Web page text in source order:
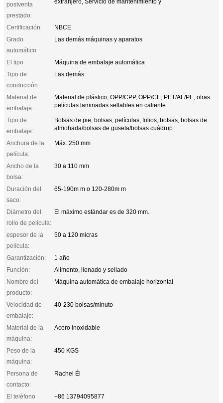
postventa
prestado:
extranjero, Servicio de mantenimiento y
Certificación:
NBCE
Grado
automático:
Las demás máquinas y aparatos
El tipo:
Máquina de embalaje automática
Tipo de
conducción:
Las demás:
Material de
embalaje:
Material de plástico, OPP/CPP, OPP/CE, PET/AL/PE, otras
películas laminadas sellables en caliente
Tipo de
embalaje:
Bolsas de pie, bolsas, películas, folios, bolsas, bolsas de
almohada/bolsas de guseta/bolsas cuádrup
Anchura de la
película:
Máx. 250 mm
Ancho de la
bolsa:
30 a 110 mm
Duración del
saco:
65-190m m o 120-280m m
Diámetro del
rollo de película:
El máximo estándar es de 320 mm.
espesor de la
película:
50 a 120 micras
Garantización:
1 año
Función:
Alimento, llenado y sellado
Nombre del
producto:
Máquina automática de embalaje horizontal
Velocidad de
embalaje:
40-230 bolsas/minuto
Material de la
máquina:
Acero inoxidable
Peso de la
máquina:
450 KGS
Persona de
contacto:
Rachel Él
El teléfono
+86 13794095877